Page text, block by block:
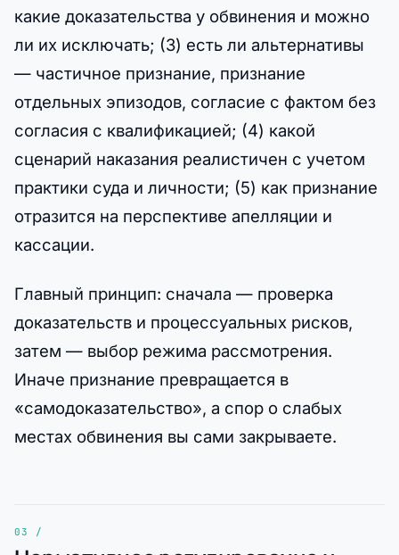
какие доказательства у обвинения и можно
ли их исключать; (3) есть ли альтернативы
— частичное признание, признание
отдельных эпизодов, согласие с фактом без
согласия с квалификацией; (4) какой
сценарий наказания реалистичен с учетом
практики суда и личности; (5) как признание
отразится на перспективе апелляции и
кассации.
Главный принцип: сначала — проверка
доказательств и процессуальных рисков,
затем — выбор режима рассмотрения.
Иначе признание превращается в
«самодоказательство», а спор о слабых
местах обвинения вы сами закрываете.